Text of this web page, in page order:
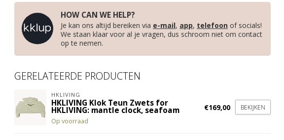
HOW CAN WE HELP?
Je kan ons altijd bereiken via e-mail, app, telefoon of socials!
We staan klaar voor al je vragen, dus schroom niet om contact
op te nemen.
GERELATEERDE PRODUCTEN
HKLIVING
HKLIVING Klok Teun Zwets for
HKLIVING: mantle clock, seafoam
Op voorraad
€169,00 BEKIJKEN